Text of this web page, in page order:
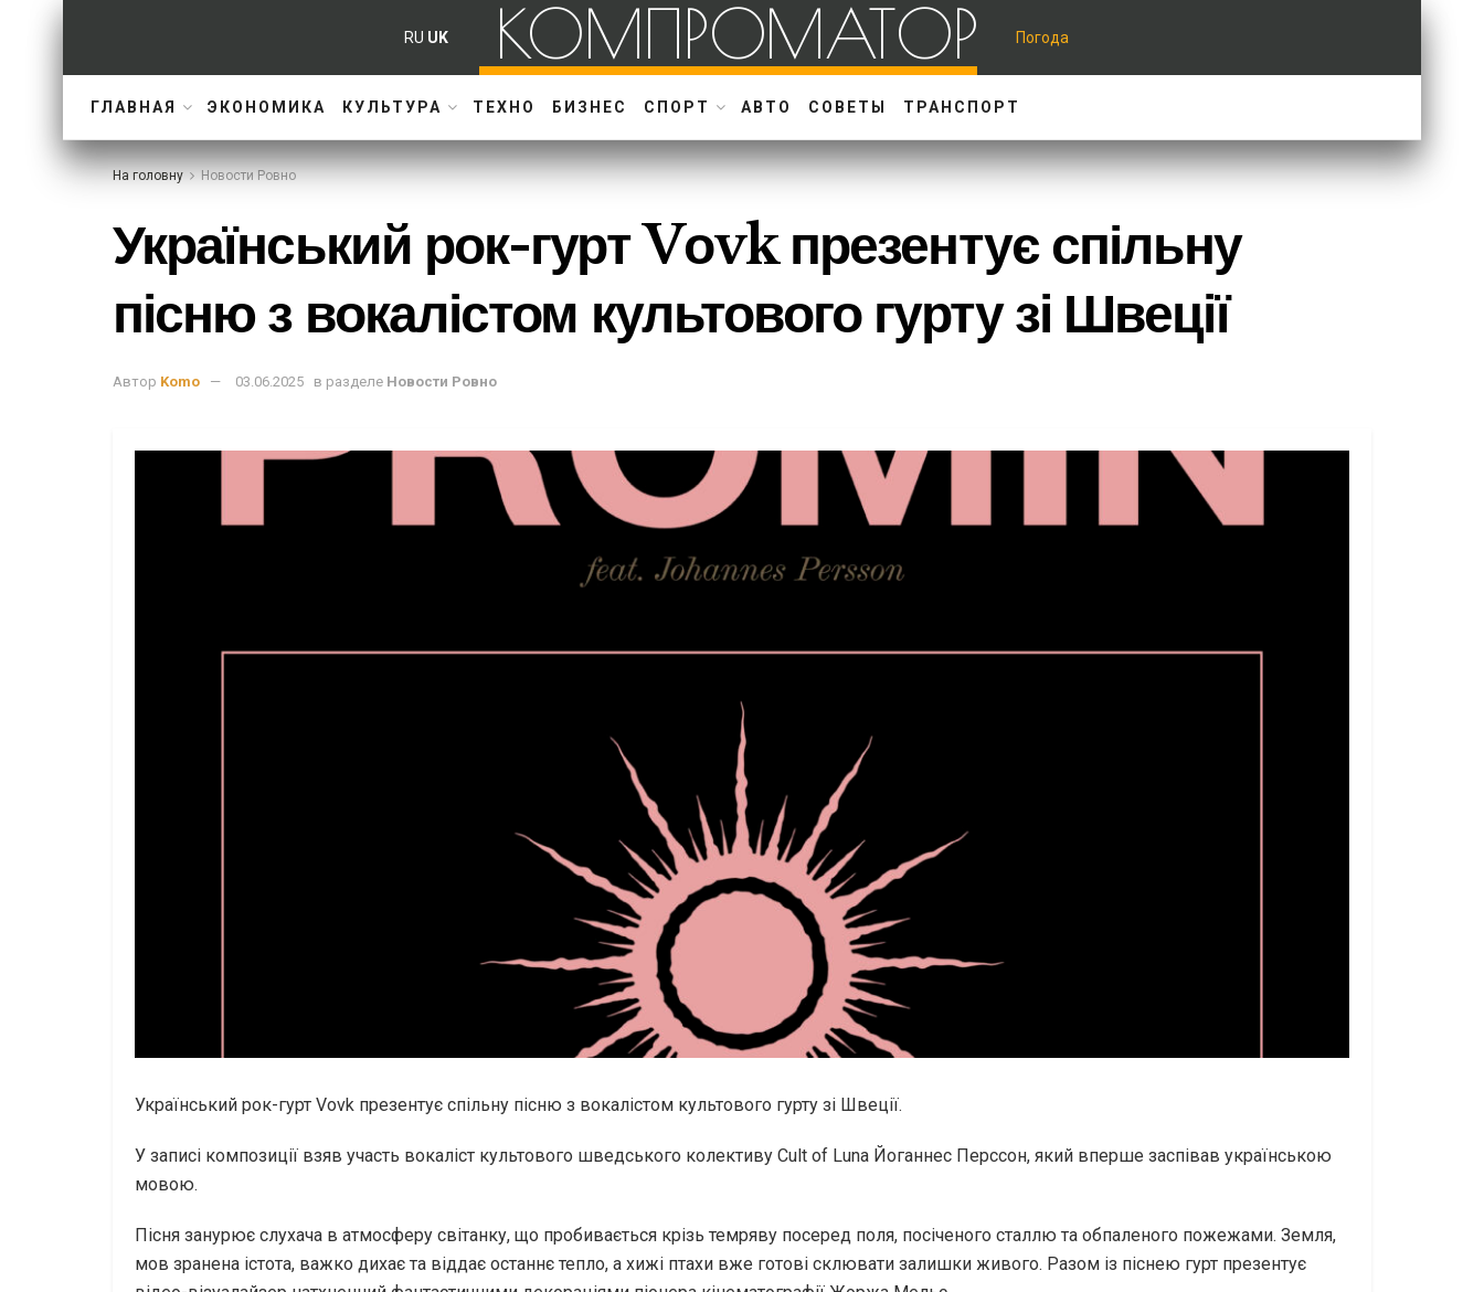
RU UK КОМПРОМАТОР Погода
ГЛАВНАЯ ЭКОНОМИКА КУЛЬТУРА ТЕХНО БИЗНЕС СПОРТ АВТО СОВЕТЫ ТРАНСПОРТ
На головну Новости Ровно
Український рок-гурт Vоvk презентує спільну
пісню з вокалістом культового гурту зі Швеції
Автор Komo 03.06.2025 в разделе Новости Ровно
Український рок-гурт Vоvk презентує спільну пісню з вокалістом культового гурту зі Швеції.
У записі композиції взяв участь вокаліст культового шведського колективу Cult of Luna Йоганнес Перссон, який вперше заспівав українською
мовою.
Пісня занурює слухача в атмосферу світанку, що пробивається крізь темряву посеред поля, посіченого сталлю та обпаленого пожежами. Земля,
мов зранена істота, важко дихає та віддає останнє тепло, а хижі птахи вже готові склювати залишки живого. Разом із піснею гурт презентує